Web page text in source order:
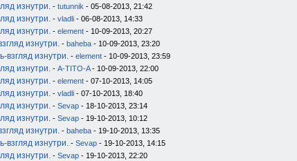
изнутри. - tutunnik - 05-08-2013, 21:42
изнутри. - vladli - 06-08-2013, 14:33
изнутри. - element - 10-09-2013, 20:27
изнутри. - baheba - 10-09-2013, 23:20
взгляд изнутри. - element - 10-09-2013, 23:59
изнутри. - A-TITO-A- 10-09-2013, 22:00
изнутри. - element - 07-10-2013, 14:05
изнутри. - vladli - 07-10-2013, 18:40
изнутри. - Sevap - 18-10-2013, 23:14
изнутри. - Sevap - 19-10-2013, 10:12
изнутри. - baheba - 19-10-2013, 13:35
взгляд изнутри. - Sevap - 19-10-2013, 14:15
изнутри. - Sevap - 19-10-2013, 22:20